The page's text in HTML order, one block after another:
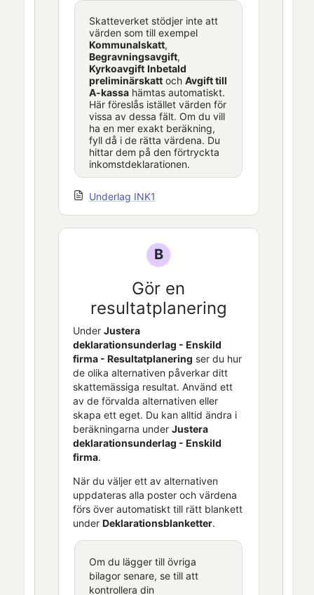
Skatteverket stödjer inte att
värden som till exempel
Kommunalskatt,
Begravningsavgift,
Kyrkoavgift Inbetald
preliminärskattoch Avgift till
A-kassahämtas automatiskt.
Här föreslås istället värden för
vissa av dessa fält. Om du vill
ha en mer exakt beräkning,
fyll då i de rätta värdena. Du
hittar dem på den förtryckta
inkomstdeklarationen.
Underlag INK1
B
Gör en
resultatplanering
Under Justera
deklarationsunderlag - Enskild
firma- Resultatplanering ser du hur
de olika alternativen påverkar ditt
skattemässiga resultat. Använd ett
av de förvalda alternativen eller
skapa ett eget. Du kan alltid ändra i
beräkningarna under Justera
deklarationsunderlag - Enskild
firma.
När du väljer ett av alternativen
uppdateras alla poster och värdena
förs över automatiskt till rätt blankett
under Deklarationsblanketter.
Om du lägger till övriga
bilagor senare, se till att
kontrollera din